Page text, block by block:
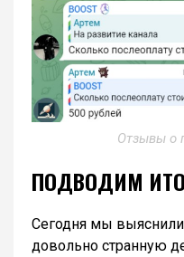
Отзывы о
ПОДВОДИМ
Сегодня мы
довольно странную